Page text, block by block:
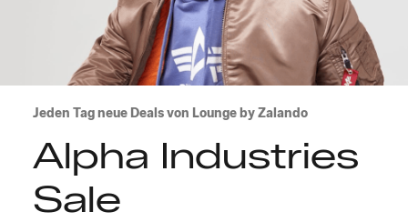
Jeden Tag neue Deals von Lounge by Zalando
Alpha Industries
Sale